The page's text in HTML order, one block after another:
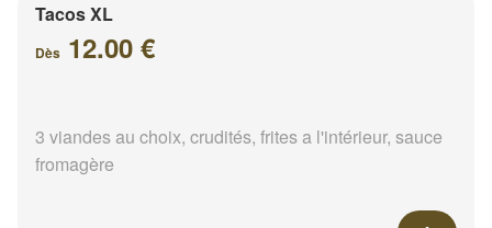
Tacos XL
Dès 12.00 €
3 viandes au choix, crudités, frites a l'intérieur, sauce
fromagère